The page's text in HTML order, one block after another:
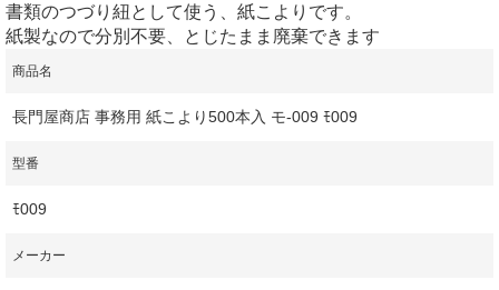
書類のつづり紐として使う、紙こよりです。
紙製なので分別不要、とじたまま廃棄できます
商品名
長門屋商店 事務用 紙こより500本入 モ-009 ﾓ009
型番
ﾓ009
メーカー